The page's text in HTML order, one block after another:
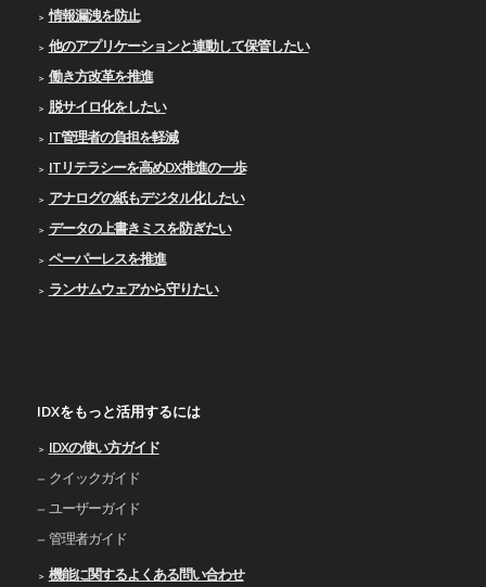
情報漏洩を防止
他のアプリケーションと連動して保管したい
働き方改革を推進
脱サイロ化をしたい
IT管理者の負担を軽減
ITリテラシーを高めDX推進の一歩
アナログの紙もデジタル化したい
データの上書きミスを防ぎたい
ペーパーレスを推進
ランサムウェアから守りたい
IDXをもっと活用するには
IDXの使い⽅ガイド
クイックガイド
ユーザーガイド
管理者ガイド
機能に関するよくある問い合わせ